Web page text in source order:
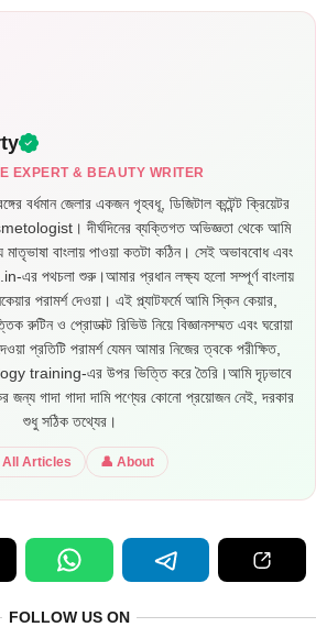
EXPERT & BEAUTY WRITER
বর্ধমান জেলার একজন গৃহবধূ, ডিজিটাল কন্টেন্ট ক্রিয়েটর
দীর্ঘদিনের ব্যক্তিগত অভিজ্ঞতা থেকে আমি
মাতৃভাষা বাংলায় পাওয়া কতটা কঠিন। সেই অভাববোধ এবং
এর পথচলা শুরু।আমার প্রধান লক্ষ্য হলো সম্পূর্ণ বাংলায়
পরামর্শ দেওয়া। এই প্ল্যাটফর্মে আমি স্কিন কেয়ার,
রুটিন ও প্রোডাক্ট রিভিউ নিয়ে বিজ্ঞানসম্মত এবং ঘরোয়া
প্রতিটি পরামর্শ যেমন আমার নিজের ত্বকে পরীক্ষিত,
training-এর উপর ভিত্তি করে তৈরি।আমি দৃঢ়ভাবে
জন্য গাদা গাদা দামি পণ্যের কোনো প্রয়োজন নেই, দরকার
শুধু সঠিক তথ্যের।
All Articles 👤 About
FOLLOW US ON